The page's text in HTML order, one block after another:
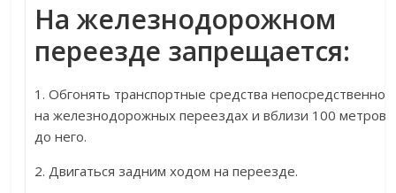
На железнодорожном
переезде запрещается:
1. Обгонять транспортные средства непосредственно
на железнодорожных переездах и вблизи 100 метров
до него.
2. Двигаться задним ходом на переезде.